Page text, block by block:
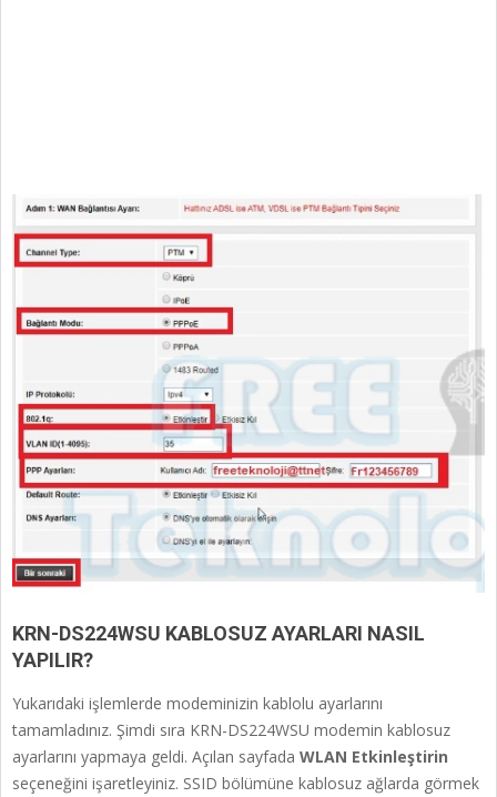
KRN-DS224WSU KABLOSUZ AYARLARI NASIL
YAPILIR?
Yukarıdaki işlemlerde modeminizin kablolu ayarlarını
tamamladınız. Şimdi sıra KRN-DS224WSU modemin kablosuz
ayarlarını yapmaya geldi. Açılan sayfada WLAN Etkinleştirin
seçeneğini işaretleyiniz. SSID bölümüne kablosuz ağlarda görmek